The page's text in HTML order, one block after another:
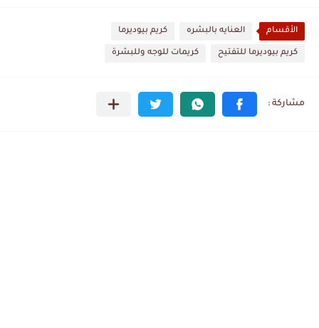
الأقسام العنايه بالبشره كريم بيوديرما
كريم بيوديرما للتفتيح كريمات للوجه وللبشرة